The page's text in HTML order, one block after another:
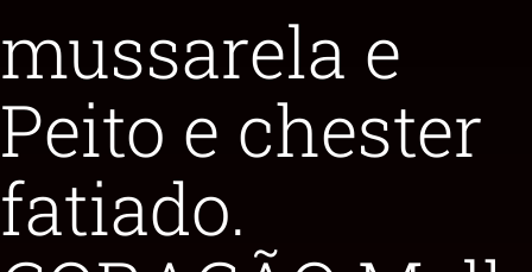
mussarela e
Peito e chester
fatiado.